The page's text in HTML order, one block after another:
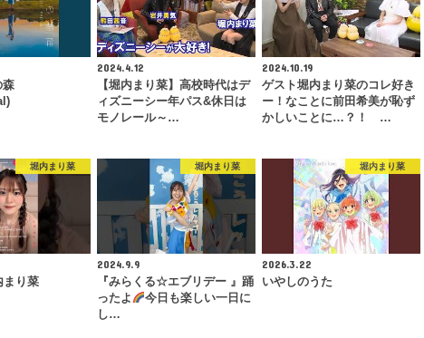
森
2024.4.12
【堀内まり菜】高校時代はデ
ィズニーシー年パス&休日は
モノレール～…
2024.10.19
ゲスト堀内まり菜のコレ好き
ー！なことに前田希美が恥ず
かしいことに…？！ …
堀内まり菜
まり菜
堀内まり菜
2024.9.9
『みらくる☆エブリデー 』踊
ったよ
今日も楽しい一日に
し…
堀内まり菜
2026.3.22
いやしのうた